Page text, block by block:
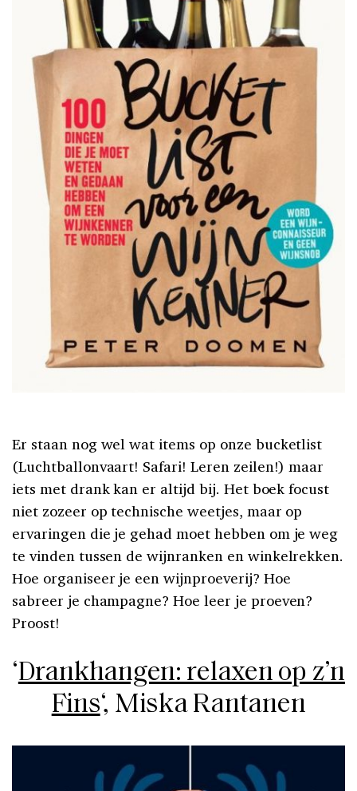
Er staan nog wel wat items op onze bucketlist
(Luchtballonvaart! Safari! Leren zeilen!) maar
iets met drank kan er altijd bij. Het boek focust
niet zozeer op technische weetjes, maar op
ervaringen die je gehad moet hebben om je weg
te vinden tussen de wijnranken en winkelrekken.
Hoe organiseer je een wijnproeverij? Hoe
sabreer je champagne? Hoe leer je proeven?
Proost!
‘Drankhangen: relaxen op z’n
Fins‘, Miska Rantanen